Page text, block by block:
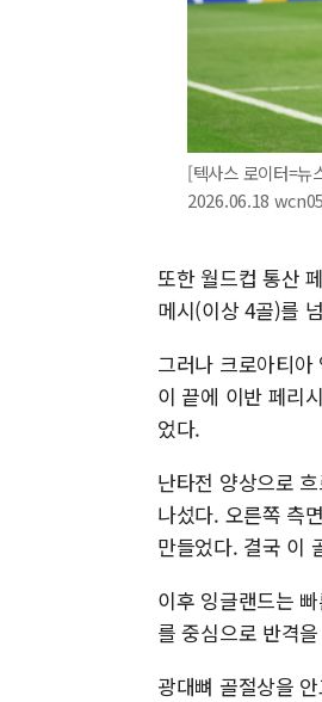
[텍사스 로이터=뉴
2026.06.18
또한 월드컵 통산
메시(이상 4골)를
그러나 크로아티
이 끝에 이반 페리
었다.
난타전 양상으로
나섰다. 오른쪽 측
만들었다. 결국 이
이후 잉글랜드는
를 중심으로 반격
광대뼈 골절상을